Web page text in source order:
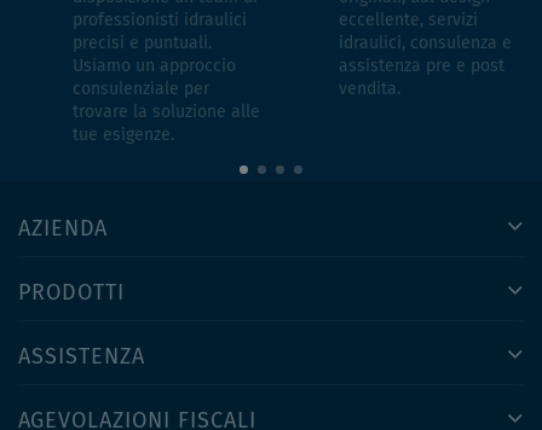
professionisti idraulici
precisi e puntuali.
Usiamo un approccio
consulenziale per
trovare la soluzione alle
tue esigenze.
eccellente, servizi
idraulici, consulenza e
assistenza pre e post
vendita.
AZIENDA
PRODOTTI
ASSISTENZA
AGEVOLAZIONI FISCALI